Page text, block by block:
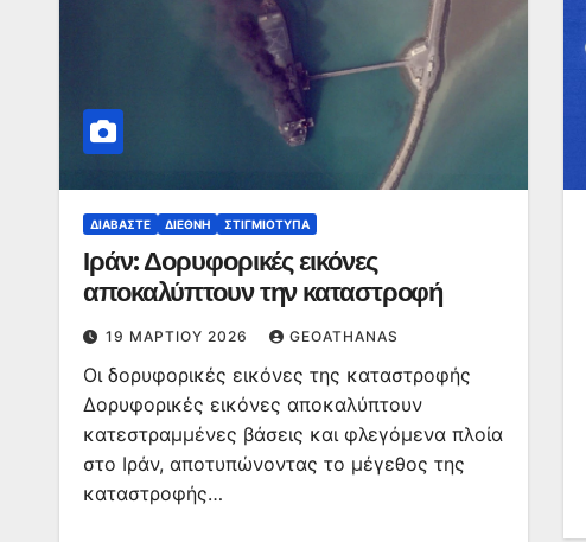
ΔΙΑΒΆΣΤΕ ΔΙΕΘΝΉ ΣΤΙΓΜΙΌΤΥΠΑ
Ιράν: Δορυφορικές εικόνες
αποκαλύπτουν την καταστροφή
19 ΜΑΡΤΊΟΥ 2026 GEOATHANAS
Οι δορυφορικές εικόνες της καταστροφής
Δορυφορικές εικόνες αποκαλύπτουν
κατεστραμμένες βάσεις και φλεγόμενα πλοία
στο Ιράν, αποτυπώνοντας το μέγεθος της
καταστροφής…